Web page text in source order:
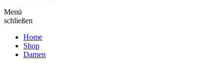
Menü
schließen
Home
Shop
Damen